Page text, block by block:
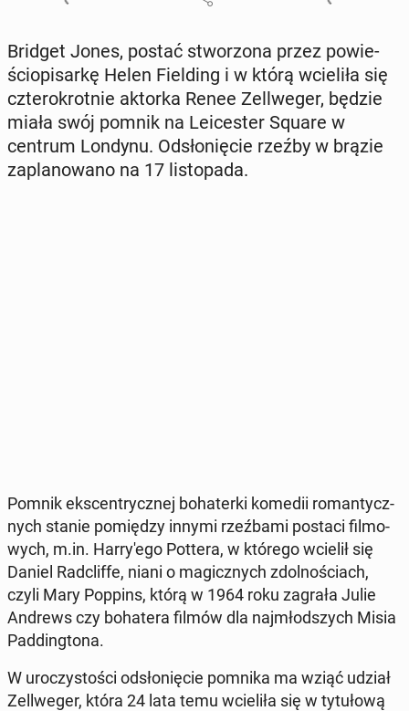
Bridget Jones, postać stwo­rzo­na przez po­wie­
ścio­pi­sar­kę Helen Fiel­ding i w którą wcie­li­ła się
czte­ro­krot­nie aktorka Renee Zel­l­we­ger, będzie
miała swój pomnik na Le­ice­ster Square w
centrum Londynu. Od­sło­nię­cie rzeźby w brązie
za­pla­no­wa­no na 17 li­sto­pa­da.
Pomnik eks­cen­trycz­nej bo­ha­ter­ki komedii ro­man­tycz­
nych stanie po­mię­dzy innymi rzeź­ba­mi postaci fil­mo­
wych, m.in. Har­ry­'e­go Pottera, w którego wcielił się
Daniel Radc­lif­fe, niani o ma­gicz­nych zdol­no­ściach,
czyli Mary Poppins, którą w 1964 roku zagrała Julie
Andrews czy bo­ha­te­ra filmów dla naj­młod­szych Misia
Pad­ding­to­na.
W uro­czy­sto­ści od­sło­nię­cie pomnika ma wziąć udział
Zel­l­we­ger, która 24 lata temu wcie­li­ła się w ty­tu­ło­wą